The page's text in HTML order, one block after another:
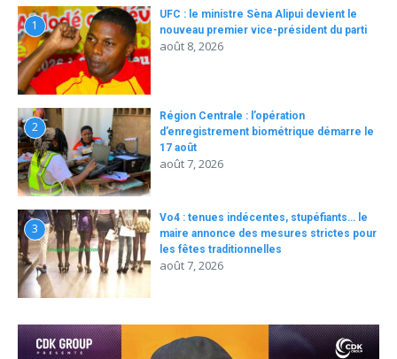
1
UFC : le ministre Sèna Alipui devient le
nouveau premier vice-président du parti
août 8, 2026
2
Région Centrale : l’opération
d’enregistrement biométrique démarre le
17 août
août 7, 2026
3
Vo4 : tenues indécentes, stupéfiants… le
maire annonce des mesures strictes pour
les fêtes traditionnelles
août 7, 2026